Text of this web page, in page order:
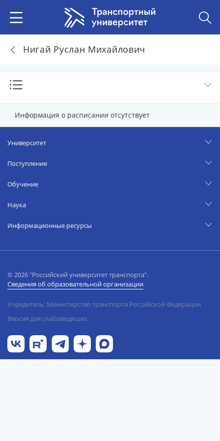
Нигай Руслан Михайлович
Информация о расписании отсутствует
Университет
Поступление
Обучение
Наука
Информационные ресурсы
© 2026 "Российский университет транспорта".
Сведения об образовательной организации
Учредитель: Министерство транспорта Российской Федерации
Версия для слабовидящих